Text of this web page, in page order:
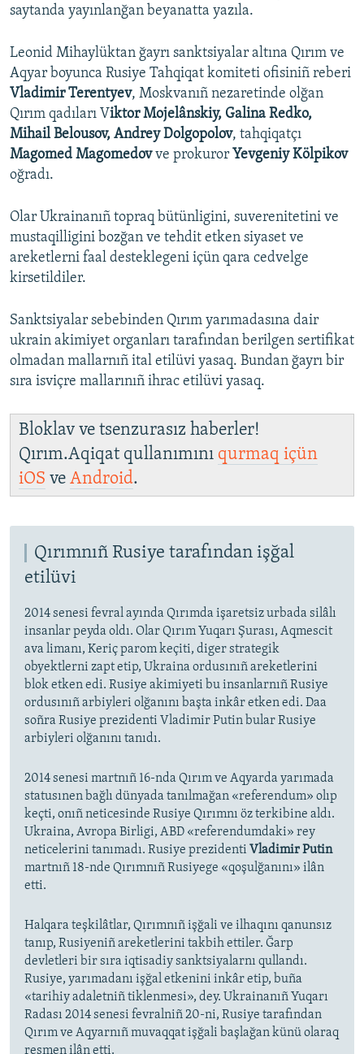
saytanda yayınlanğan beyanatta yazıla.
Leonid Mihaylüktan ğayrı sanktsiyalar altına Qırım ve
Aqyar boyunca Rusiye Tahqiqat komiteti ofisiniñ reberi
Vladimir Terentyev, Moskvanıñ nezaretinde olğan
Qırım qadıları Viktor Mojelânskiy, Galina Redko,
Mihail Belousov, Andrey Dolgopolov, tahqiqatçı
Magomed Magomedovve prokuror Yevgeniy Kölpikov
oğradı.
Olar Ukrainanıñ topraq bütünligini, suverenitetini ve
mustaqilligini bozğan ve tehdit etken siyaset ve
areketlerni faal desteklegeni içün qara cedvelge
kirsetildiler.
Sanktsiyalar sebebinden Qırım yarımadasına dair
ukrain akimiyet organları tarafından berilgen sertifikat
olmadan mallarnıñ ital etilüvi yasaq. Bundan ğayrı bir
sıra isviçre mallarınıñ ihrac etilüvi yasaq.
Bloklav ve tsenzurasız haberler!
Qırım.Aqiqat qullanımını qurmaq içün
iOS ve Android.
Qırımnıñ Rusiye tarafından işğal
etilüvi
2014 senesi fevral ayında Qırımda işaretsiz urbada silâlı
insanlar peyda oldı. Olar Qırım Yuqarı Şurası, Aqmescit
ava limanı, Keriç parom keçiti, diger strategik
obyektlerni zapt etip, Ukraina ordusınıñ areketlerini
blok etken edi. Rusiye akimiyeti bu insanlarnıñ Rusiye
ordusınıñ arbiyleri olğanını başta inkâr etken edi. Daa
soñra Rusiye prezidenti Vladimir Putin bular Rusiye
arbiyleri olğanını tanıdı.
2014 senesi martnıñ 16-nda Qırım ve Aqyarda yarımada
statusınen bağlı dünyada tanılmağan «referendum» olıp
keçti, onıñ neticesinde Rusiye Qırımnı öz terkibine aldı.
Ukraina, Avropa Birligi, ABD «referendumdaki» rey
neticelerini tanımadı. Rusiye prezidenti Vladimir Putin
martnıñ 18-nde Qırımnıñ Rusiyege «qoşulğanını» ilân
etti.
Halqara teşkilâtlar, Qırımnıñ işğali ve ilhaqını qanunsız
tanıp, Rusiyeniñ areketlerini takbih ettiler. Ğarp
devletleri bir sıra iqtisadiy sanktsiyalarnı qullandı.
Rusiye, yarımadanı işğal etkenini inkâr etip, buña
«tarihiy adaletniñ tiklenmesi», dey. Ukrainanıñ Yuqarı
Radası 2014 senesi fevralniñ 20-ni, Rusiye tarafından
Qırım ve Aqyarnıñ muvaqqat işğali başlağan künü olaraq
resmen ilân etti.